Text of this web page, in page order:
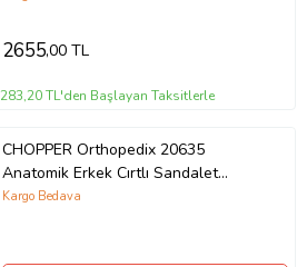
2655,00 TL
283,20 TL'den Başlayan Taksitlerle
CHOPPER Orthopedix 20635
Anatomik Erkek Cırtlı Sandalet
(Siyah)
Kargo Bedava